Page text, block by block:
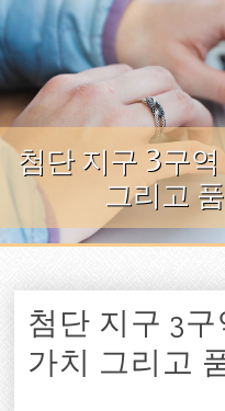
Skip to content
첨단 지구 3구
그리고
첨단 지구 3
가치 그리고